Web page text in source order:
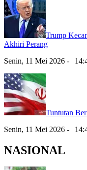
Trump
Akhiri Perang
Senin, 11 Mei 2026 - |
Tuntutan
Senin, 11 Mei 2026 - |
NASIONAL